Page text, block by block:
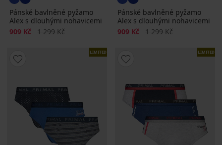
Pánské bavlněné pyžamo
Alex s dlouhými nohavicemi
Sleva
909 Kč Původní cena
1 299 Kč
Pánské bavlněné pyžamo
Alex s dlouhými nohavicemi
Sleva
909 Kč Původní cena
1 299 Kč
LIMITED LIMITED